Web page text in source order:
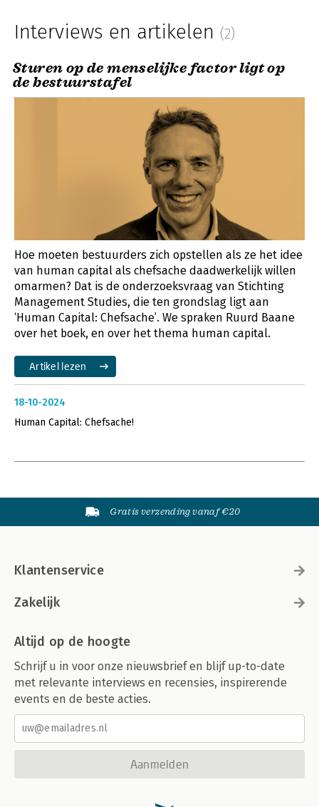
Interviews en artikelen (2)
Sturen op de menselijke factor ligt op
de bestuurstafel
Hoe moeten bestuurders zich opstellen als ze het idee
van human capital als chefsache daadwerkelijk willen
omarmen? Dat is de onderzoeksvraag van Stichting
Management Studies, die ten grondslag ligt aan
‘Human Capital: Chefsache’. We spraken Ruurd Baane
over het boek, en over het thema human capital.
Artikel lezen
18-10-2024
Human Capital: Chefsache!
Gratis verzending vanaf €20
Klantenservice
Zakelijk
Altijd op de hoogte
Schrijf u in voor onze nieuwsbrief en blijf up-to-date
met relevante interviews en recensies, inspirerende
events en de beste acties.
Aanmelden